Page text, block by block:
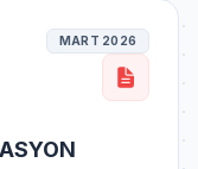
MART 2026